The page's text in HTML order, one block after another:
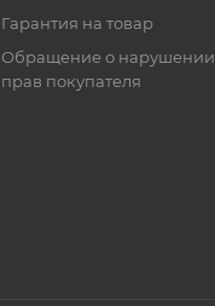
Гарантия на товар
Обращение о нарушении
прав покупателя